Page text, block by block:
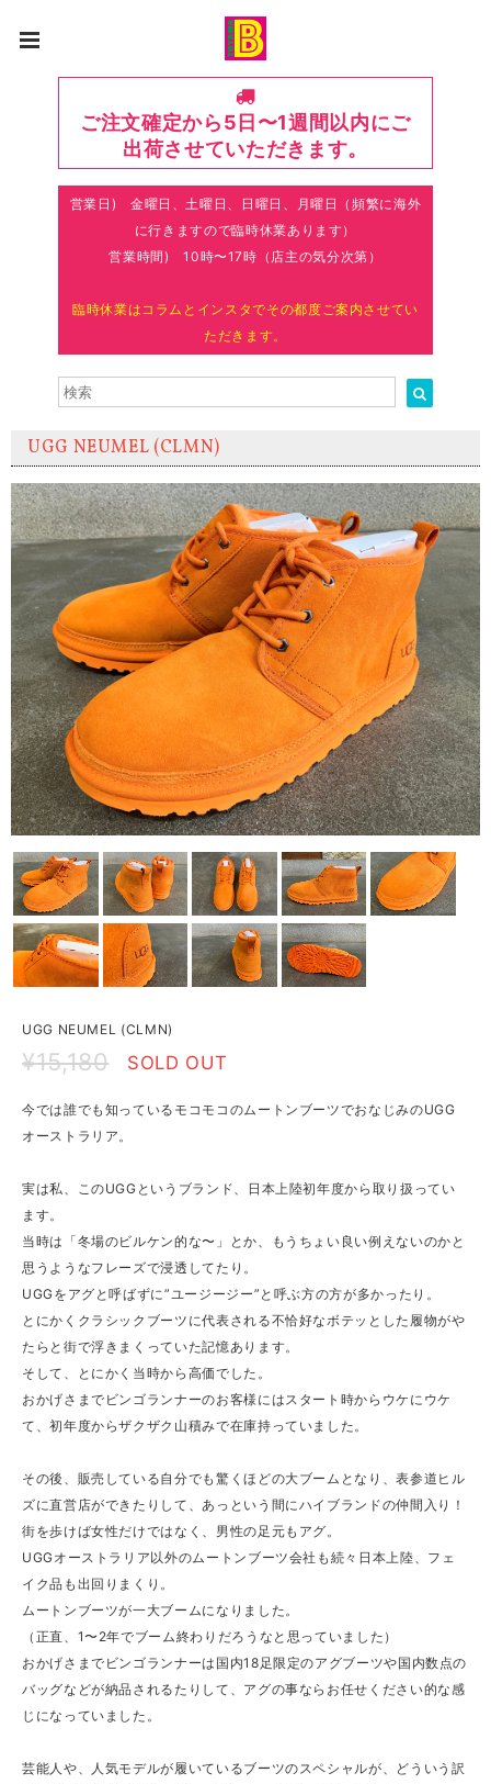
ご注文確定から5日〜1週間以内にご
出荷させていただきます。
営業日) 金曜日、土曜日、日曜日、月曜日（頻繁に海外
に行きますので臨時休業あります）
営業時間) 10時〜17時（店主の気分次第）
臨時休業はコラムとインスタでその都度ご案内させてい
ただきます。
UGG NEUMEL (CLMN)
UGG NEUMEL (CLMN)
¥15,180 SOLD OUT
今では誰でも知っているモコモコのムートンブーツでおなじみのUGG
オーストラリア。
実は私、このUGGというブランド、日本上陸初年度から取り扱ってい
ます。
当時は「冬場のビルケン的な〜」とか、もうちょい良い例えないのかと
思うようなフレーズで浸透してたり。
UGGをアグと呼ばずに”ユージージー”と呼ぶ方の方が多かったり。
とにかくクラシックブーツに代表される不恰好なボテッとした履物がや
たらと街で浮きまくっていた記憶あります。
そして、とにかく当時から高価でした。
おかげさまでビンゴランナーのお客様にはスタート時からウケにウケ
て、初年度からザクザク山積みで在庫持っていました。
その後、販売している自分でも驚くほどの大ブームとなり、表参道ヒル
ズに直営店ができたりして、あっという間にハイブランドの仲間入り！
街を歩けば女性だけではなく、男性の足元もアグ。
UGGオーストラリア以外のムートンブーツ会社も続々日本上陸、フェ
イク品も出回りまくり。
ムートンブーツが一大ブームになりました。
（正直、1〜2年でブーム終わりだろうなと思っていました）
おかげさまでビンゴランナーは国内18足限定のアグブーツや国内数点の
バッグなどが納品されるたりして、アグの事ならお任せください的な感
じになっていました。
芸能人や、人気モデルが履いているブーツのスペシャルが、どういう訳